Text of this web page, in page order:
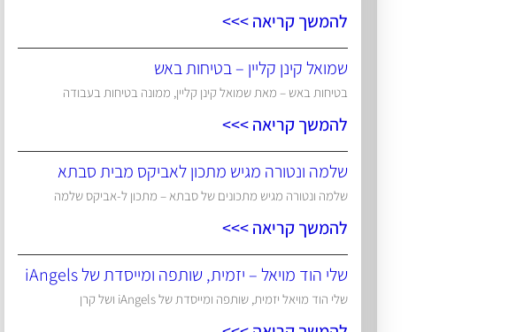
להמשך קריאה >>>
שמואל קינן קליין – בטיחות באש
בטיחות באש – מאת שמואל קינן קליין, ממונה בטיחות בעבודה
להמשך קריאה >>>
שלמה ונטורה מגיש מתכון לאביקס מבית סבתא
שלמה ונטורה מגיש מתכונים של סבתא – מתכון ל-אביקס שלמה
להמשך קריאה >>>
שלי הוד מויאל – יזמית, שותפה ומייסדת של iAngels
שלי הוד מויאל יזמית, שותפה ומייסדת של iAngels ושל קרן